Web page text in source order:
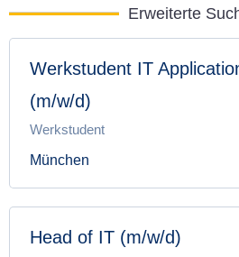
Erweiterte
Werkstudent IT
(m/w/d)
Werkstudent
München
Head of IT (m/w/d)